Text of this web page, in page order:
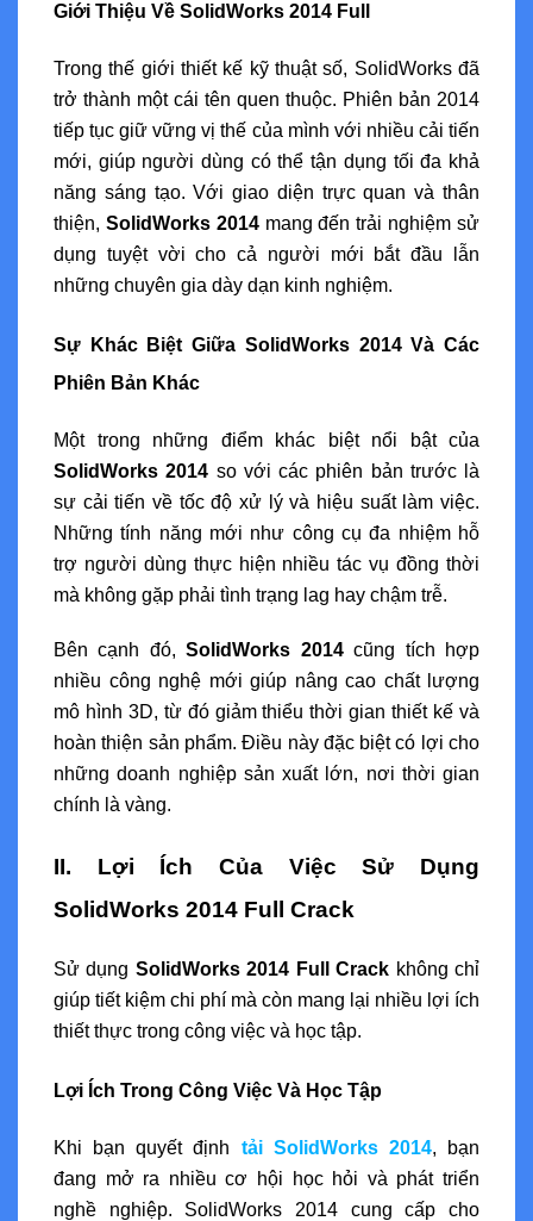
Giới Thiệu Về SolidWorks 2014 Full
Trong thế giới thiết kế kỹ thuật số, SolidWorks đã
trở thành một cái tên quen thuộc. Phiên bản 2014
tiếp tục giữ vững vị thế của mình với nhiều cải tiến
mới, giúp người dùng có thể tận dụng tối đa khả
năng sáng tạo. Với giao diện trực quan và thân
thiện, SolidWorks 2014mang đến trải nghiệm sử
dụng tuyệt vời cho cả người mới bắt đầu lẫn
những chuyên gia dày dạn kinh nghiệm.
Sự Khác Biệt Giữa SolidWorks 2014 Và Các
Phiên Bản Khác
Một trong những điểm khác biệt nổi bật của
SolidWorks 2014 so với các phiên bản trước là
sự cải tiến về tốc độ xử lý và hiệu suất làm việc.
Những tính năng mới như công cụ đa nhiệm hỗ
trợ người dùng thực hiện nhiều tác vụ đồng thời
mà không gặp phải tình trạng lag hay chậm trễ.
Bên cạnh đó,SolidWorks 2014cũng tích hợp
nhiều công nghệ mới giúp nâng cao chất lượng
mô hình 3D, từ đó giảm thiểu thời gian thiết kế và
hoàn thiện sản phẩm. Điều này đặc biệt có lợi cho
những doanh nghiệp sản xuất lớn, nơi thời gian
chính là vàng.
II. Lợi Ích Của Việc Sử Dụng
SolidWorks 2014 Full Crack
Sử dụng SolidWorks 2014 Full Crack không chỉ
giúp tiết kiệm chi phí mà còn mang lại nhiều lợi ích
thiết thực trong công việc và học tập.
Lợi Ích Trong Công Việc Và Học Tập
Khi bạn quyết định tải SolidWorks 2014, bạn
đang mở ra nhiều cơ hội học hỏi và phát triển
nghề nghiệp. SolidWorks 2014 cung cấp cho